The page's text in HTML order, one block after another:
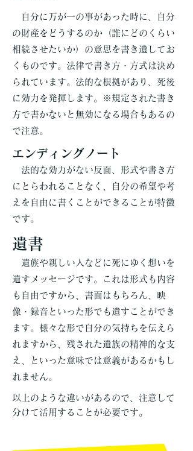
自分に万が一の事があった時に、自分
の財産をどうするのか（誰にどのくらい
相続させたいか）の意思を書き遺してお
くものです。法律で書き方・方式は決め
られています。法的な根拠があり、死後
に効力を発揮します。※規定された書き
方で書かないと無効になる場合もあるの
で注意。
エンディングノート
法的な効力がない反面、形式や書き方
にとらわれることなく、自分の希望や考
えを自由に書くことができることが特徴
です。
遺書
遺族や親しい人などに死にゆく想いを
遺すメッセージです。これは形式も内容
も自由ですから、書面はもちろん、映
像・録音といった形でも遺すことができ
ます。様々な形で自分の気持ちを伝えら
れますから、残された遺族の精神的な支
え、といった意味では意義があるかもし
れません。
以上のような違いがあるので、注意して
分けて活用することが必要です。